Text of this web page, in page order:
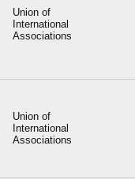
Union of
International
Associations
Union of
International
Associations